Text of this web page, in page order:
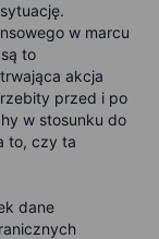
w marcu
to
akcja
przed i po
w stosunku do
to, czy ta
dane